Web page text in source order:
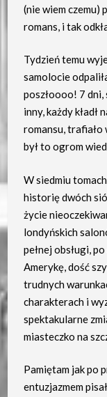
(nie wiem czemu)
romans, i tak
Tydzień temu
samolocie
poszłoooo! 7 dni,
inny, każdy kładł
romansu, trafiało
był to ogrom
W siedmiu
historię dwóch
życie
londyńskich
pełnej obsługi,
Amerykę, dość
trudnych
charakterach i
spektakularne
miasteczko na
Pamiętam jak po
entuzjazmem